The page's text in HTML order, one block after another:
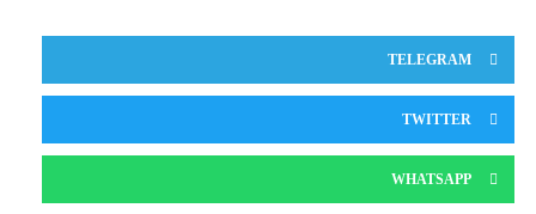
TELEGRAM
TWITTER
WHATSAPP